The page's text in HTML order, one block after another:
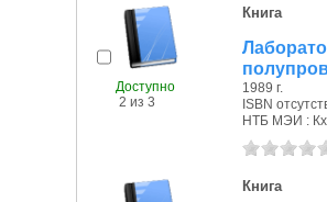
Доступно
2 из 3
Книга
1989 г.
ISBN
НТБ МЭИ :
Книга